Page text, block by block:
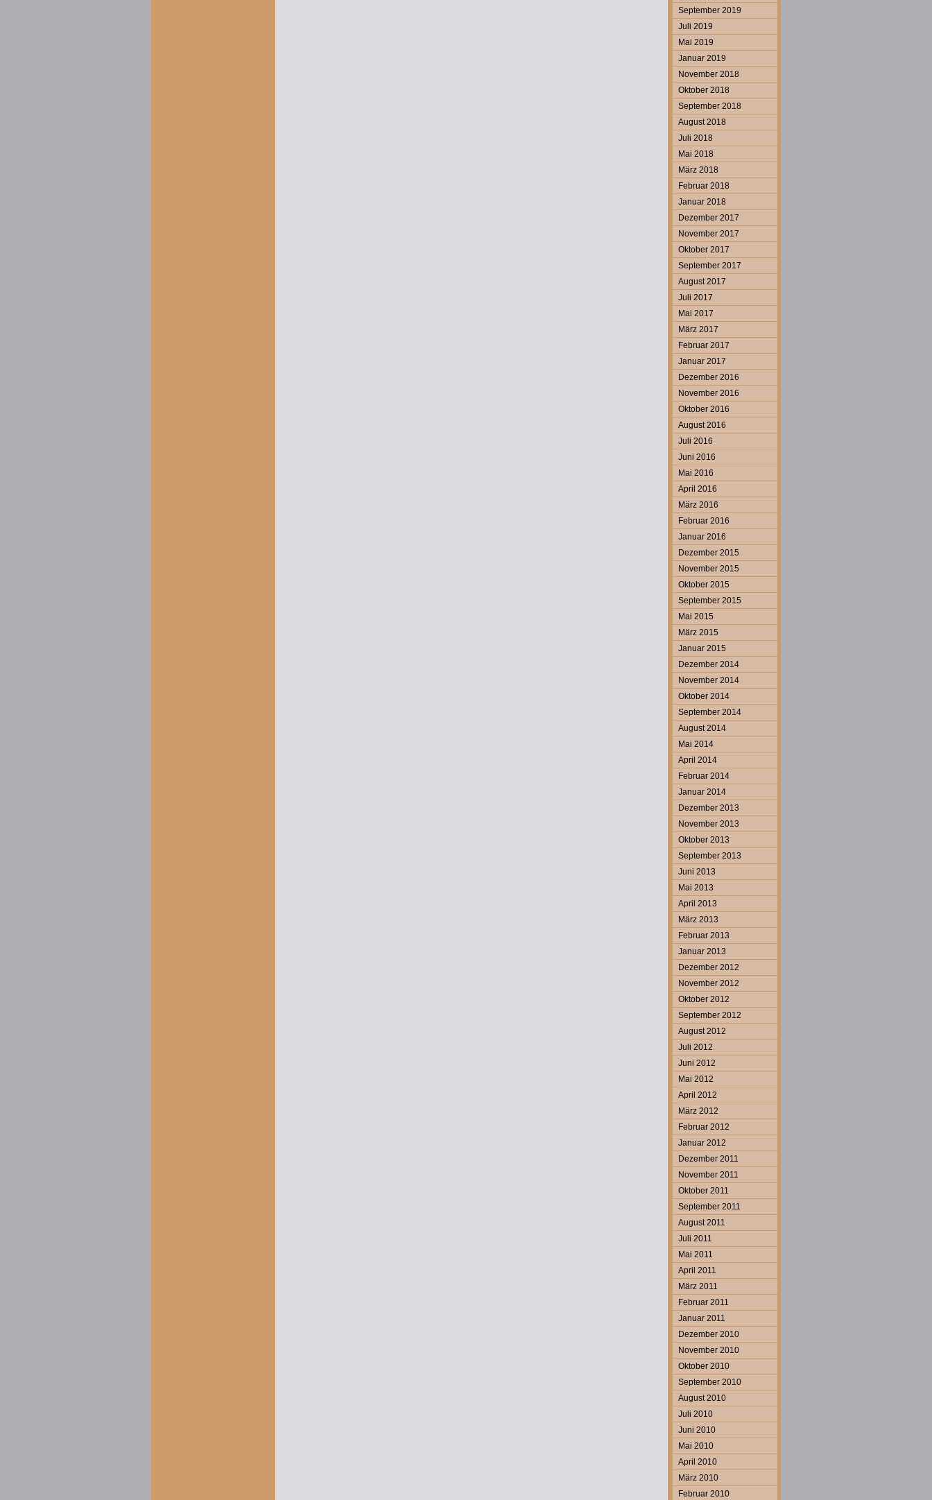
September 2019
Juli 2019
Mai 2019
Januar 2019
November 2018
Oktober 2018
September 2018
August 2018
Juli 2018
Mai 2018
März 2018
Februar 2018
Januar 2018
Dezember 2017
November 2017
Oktober 2017
September 2017
August 2017
Juli 2017
Mai 2017
März 2017
Februar 2017
Januar 2017
Dezember 2016
November 2016
Oktober 2016
August 2016
Juli 2016
Juni 2016
Mai 2016
April 2016
März 2016
Februar 2016
Januar 2016
Dezember 2015
November 2015
Oktober 2015
September 2015
Mai 2015
März 2015
Januar 2015
Dezember 2014
November 2014
Oktober 2014
September 2014
August 2014
Mai 2014
April 2014
Februar 2014
Januar 2014
Dezember 2013
November 2013
Oktober 2013
September 2013
Juni 2013
Mai 2013
April 2013
März 2013
Februar 2013
Januar 2013
Dezember 2012
November 2012
Oktober 2012
September 2012
August 2012
Juli 2012
Juni 2012
Mai 2012
April 2012
März 2012
Februar 2012
Januar 2012
Dezember 2011
November 2011
Oktober 2011
September 2011
August 2011
Juli 2011
Mai 2011
April 2011
März 2011
Februar 2011
Januar 2011
Dezember 2010
November 2010
Oktober 2010
September 2010
August 2010
Juli 2010
Juni 2010
Mai 2010
April 2010
März 2010
Februar 2010